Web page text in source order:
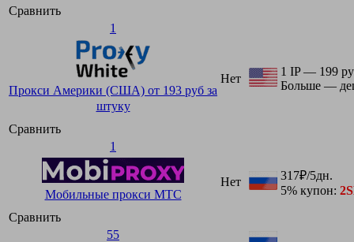
Сравнить
1
Прокси Америки (США) от 193 руб за
штуку
Сравнить
Нет
1 IP — 199
Больше —
1
Мобильные прокси МТС
Сравнить
Нет
317₽/5дн.
5% купон:
55